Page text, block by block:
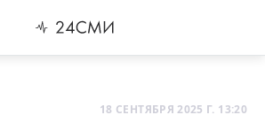
18 СЕНТЯБРЯ 2025 Г. 13:20